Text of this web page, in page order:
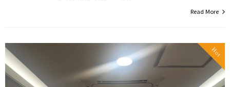
Read More
Hot